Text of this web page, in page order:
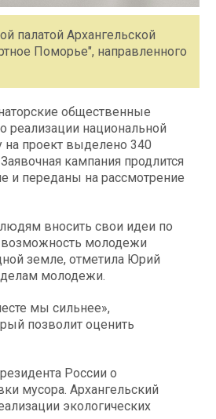
палатой Архангельской
Поморье", направленного
общественные
реализации национальной
на проект выделено 340
кампания продлится
и переданы на рассмотрение
вносить свои идеи по
молодежи
земле, отметила Юрий
делам молодежи.
мы сильнее»,
позволит оценить
России о
мусора. Архангельский
экологических